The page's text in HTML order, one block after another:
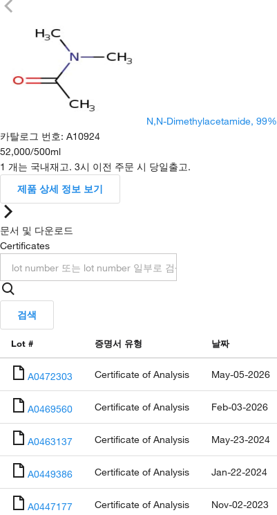
N,N-Dimethylacetamide, 99%
카탈로그 번호: A10924
52,000/500ml
1 개는 국내재고. 3시 이전 주문 시 당일출고.
제품 상세 정보 보기
문서 및 다운로드
Certificates
검색
Lot # 증명서 유형 날짜
A0472303 Certificate of Analysis May-05-2026
A0469560 Certificate of Analysis Feb-03-2026
A0463137 Certificate of Analysis May-23-2024
A0449386 Certificate of Analysis Jan-22-2024
A0447177 Certificate of Analysis Nov-02-2023